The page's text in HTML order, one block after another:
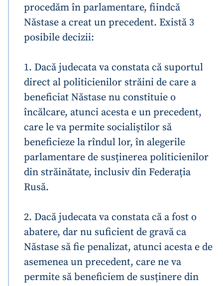
procedăm în parlamentare, fiindcă
Năstase a creat un precedent. Există 3
posibile decizii:
1. Dacă judecata va constata că suportul
direct al politicienilor străini de care a
beneficiat Năstase nu constituie o
încălcare, atunci acesta e un precedent,
care le va permite socialiștilor să
beneficieze la rîndul lor, în alegerile
parlamentare de susținerea politicienilor
din străinătate, inclusiv din Federația
Rusă.
2. Dacă judecata va constata că a fost o
abatere, dar nu suficient de gravă ca
Năstase să fie penalizat, atunci acesta e de
asemenea un precedent, care ne va
permite să beneficiem de susținere din